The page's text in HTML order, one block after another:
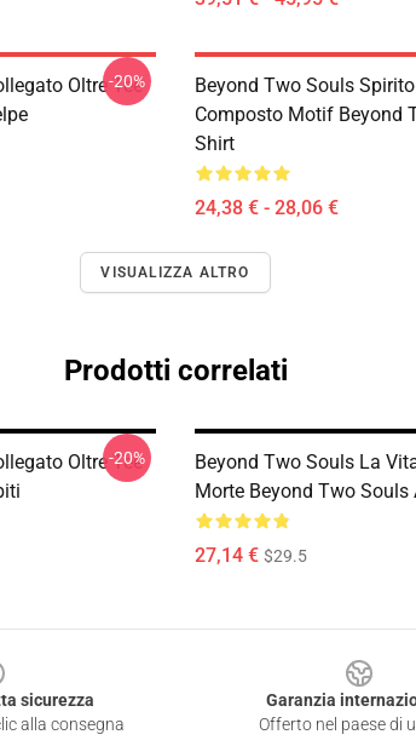
Oltre Tee
-20%
Beyond Two Souls
Composto Motif Beyond
Shirt
24,38 € - 28,06 €
VISUALIZZA ALTRO
Prodotti correlati
Oltre Tee
-20%
Beyond Two Souls La
Morte Beyond Two Souls
27,14 € $29.5
sicurezza
alla consegna
Garanzia
Offerto nel paese di